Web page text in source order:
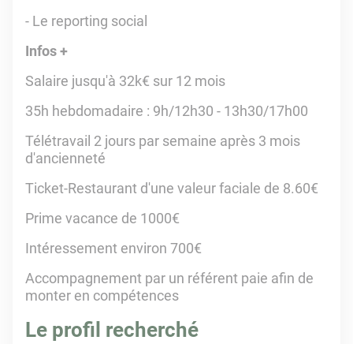
- Le reporting social
Infos +
Salaire jusqu'à 32k€ sur 12 mois
35h hebdomadaire : 9h/12h30 - 13h30/17h00
Télétravail 2 jours par semaine après 3 mois
d'ancienneté
Ticket-Restaurant d'une valeur faciale de 8.60€
Prime vacance de 1000€
Intéressement environ 700€
Accompagnement par un référent paie afin de
monter en compétences
Le profil recherché